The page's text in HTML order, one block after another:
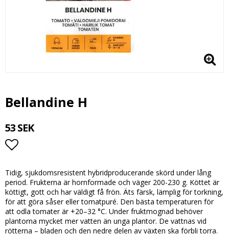
Bellandine H
53 SEK
Tidig, sjukdomsresistent hybridproducerande skörd under lång
period. Frukterna är hornformade och väger 200-230 g. Köttet är
köttigt, gott och har väldigt få frön. Äts färsk, lämplig för torkning,
för att göra såser eller tomatpuré. Den bästa temperaturen för
att odla tomater är +20–32 °C. Under fruktmognad behöver
plantorna mycket mer vatten än unga plantor. De vattnas vid
rötterna – bladen och den nedre delen av växten ska förbli torra.